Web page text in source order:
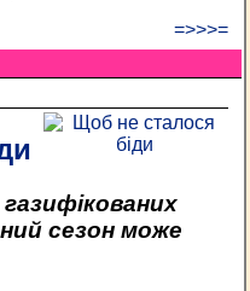
=>>>=
сезон може